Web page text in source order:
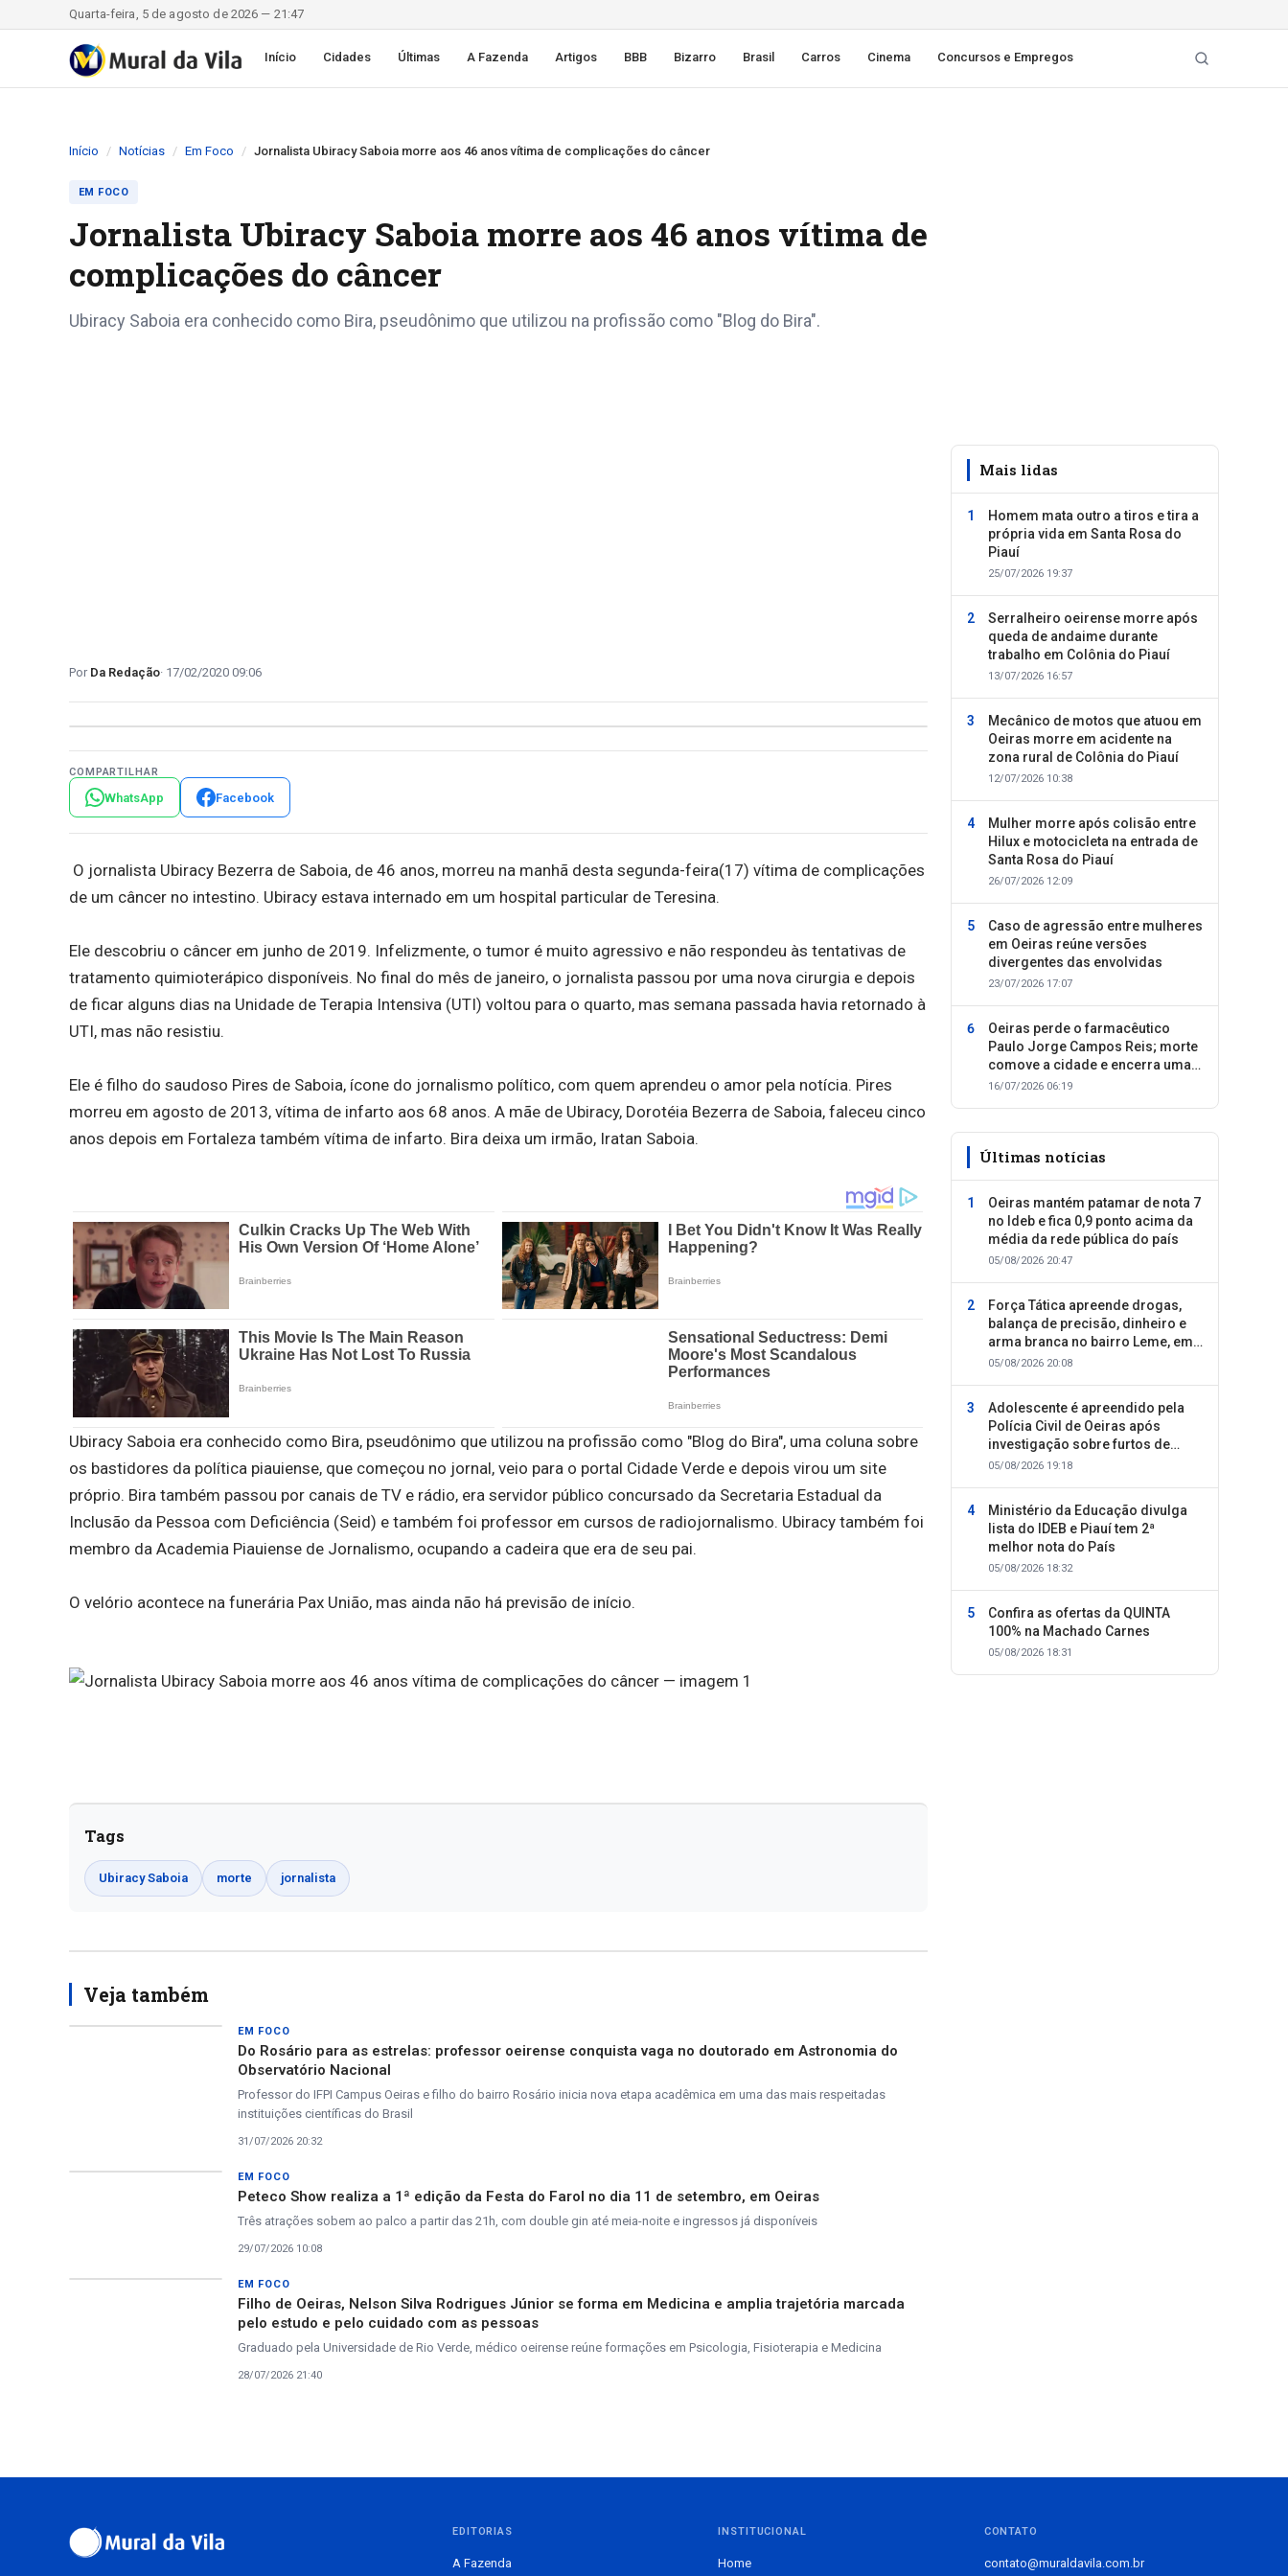
Quarta-feira, 5 de agosto de 2026 — 21:47
Início Cidades Últimas A Fazenda Artigos BBB Bizarro Brasil Carros Cinema Concursos e Empregos
Início Notícias Em Foco Jornalista Ubiracy Saboia morre aos 46 anos vítima de complicações do câncer
EM FOCO
Jornalista Ubiracy Saboia morre aos 46 anos vítima de
complicações do câncer
Ubiracy Saboia era conhecido como Bira, pseudônimo que utilizou na profissão como "Blog do Bira".
Da Redação 17/02/2020 09:06
COMPARTILHAR
WhatsApp Facebook
O jornalista Ubiracy Bezerra de Saboia, de 46 anos, morreu na manhã desta segunda-feira(17) vítima de complicações
de um câncer no intestino. Ubiracy estava internado em um hospital particular de Teresina.
Ele descobriu o câncer em junho de 2019. Infelizmente, o tumor é muito agressivo e não respondeu às tentativas de
tratamento quimioterápico disponíveis. No final do mês de janeiro, o jornalista passou por uma nova cirurgia e depois
de ficar alguns dias na Unidade de Terapia Intensiva (UTI) voltou para o quarto, mas semana passada havia retornado à
UTI, mas não resistiu.
Ele é filho do saudoso Pires de Saboia, ícone do jornalismo político, com quem aprendeu o amor pela notícia. Pires
morreu em agosto de 2013, vítima de infarto aos 68 anos. A mãe de Ubiracy, Dorotéia Bezerra de Saboia, faleceu cinco
anos depois em Fortaleza também vítima de infarto. Bira deixa um irmão, Iratan Saboia.
Ubiracy Saboia era conhecido como Bira, pseudônimo que utilizou na profissão como "Blog do Bira", uma coluna sobre
os bastidores da política piauiense, que começou no jornal, veio para o portal Cidade Verde e depois virou um site
próprio. Bira também passou por canais de TV e rádio, era servidor público concursado da Secretaria Estadual da
Inclusão da Pessoa com Deficiência (Seid) e também foi professor em cursos de radiojornalismo. Ubiracy também foi
membro da Academia Piauiense de Jornalismo, ocupando a cadeira que era de seu pai.
O velório acontece na funerária Pax União, mas ainda não há previsão de início.
Tags
Ubiracy Saboia morte jornalista
Veja também
EM FOCO
Do Rosário para as estrelas: professor oeirense conquista vaga no doutorado em Astronomia do
Observatório Nacional
Professor do IFPI Campus Oeiras e filho do bairro Rosário inicia nova etapa acadêmica em uma das mais respeitadas
instituições científicas do Brasil
31/07/2026 20:32
EM FOCO
Peteco Show realiza a 1ª edição da Festa do Farol no dia 11 de setembro, em Oeiras
Três atrações sobem ao palco a partir das 21h, com double gin até meia-noite e ingressos já disponíveis
29/07/2026 10:08
EM FOCO
Filho de Oeiras, Nelson Silva Rodrigues Júnior se forma em Medicina e amplia trajetória marcada
pelo estudo e pelo cuidado com as pessoas
Graduado pela Universidade de Rio Verde, médico oeirense reúne formações em Psicologia, Fisioterapia e Medicina
28/07/2026 21:40
Mais lidas
Homem mata outro a tiros e tira a
própria vida em Santa Rosa do
Piauí
25/07/2026 19:37
Serralheiro oeirense morre após
queda de andaime durante
trabalho em Colônia do Piauí
13/07/2026 16:57
Mecânico de motos que atuou em
Oeiras morre em acidente na
zona rural de Colônia do Piauí
12/07/2026 10:38
Mulher morre após colisão entre
Hilux e motocicleta na entrada de
Santa Rosa do Piauí
26/07/2026 12:09
Caso de agressão entre mulheres
em Oeiras reúne versões
divergentes das envolvidas
23/07/2026 17:07
Oeiras perde o farmacêutico
Paulo Jorge Campos Reis; morte
comove a cidade e encerra uma
trajetória dedicada ao cuidado
16/07/2026 06:19
Últimas notícias
Oeiras mantém patamar de nota 7
no Ideb e fica 0,9 ponto acima da
média da rede pública do país
05/08/2026 20:47
Força Tática apreende drogas,
balança de precisão, dinheiro e
arma branca no bairro Leme, em
Oeiras
05/08/2026 20:08
Adolescente é apreendido pela
Polícia Civil de Oeiras após
investigação sobre furtos de
motocicletas
05/08/2026 19:18
Ministério da Educação divulga
lista do IDEB e Piauí tem 2ª
melhor nota do País
05/08/2026 18:32
Confira as ofertas da QUINTA
100% na Machado Carnes
05/08/2026 18:31
EDITORIAS
A Fazenda
INSTITUCIONAL
Home
CONTATO
contato@muraldavila.com.br